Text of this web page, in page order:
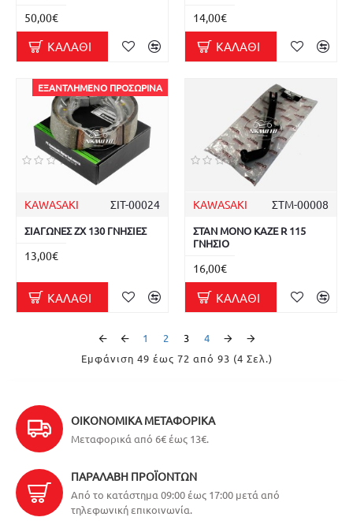
50,00€
ΚΑΛΆΘΙ
14,00€
ΚΑΛΆΘΙ
ΕΞΑΝΤΛΗΜΈΝΟ ΠΡΟΣΩΡΙΝΆ
KAWASAKI ΣΙΤ-00024
ΣΙΑΓΩΝΕΣ ΖΧ 130 ΓΝΗΣΙΕΣ
13,00€
ΚΑΛΆΘΙ
KAWASAKI ΣΤΜ-00008
ΣΤΑΝ ΜΟΝΟ KAZE R 115
ΓΝΗΣΙΟ
16,00€
ΚΑΛΆΘΙ
1 2 3
4
Εμφάνιση 49 έως 72 από 93 (4 Σελ.)
ΟΙΚΟΝΟΜΙΚΆ ΜΕΤΑΦΟΡΙΚΆ
Μεταφορικά από 6€ έως 13€.
ΠΑΡΑΛΑΒΉ ΠΡΟΪΌΝΤΩΝ
Από το κατάστημα 09:00 έως 17:00 μετά από
τηλεφωνική επικοινωνία.